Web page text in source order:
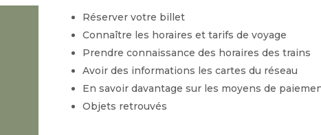
Réserver votre billet
Connaître les horaires et tarifs de voyage
Prendre connaissance des horaires des trains
Avoir des informations les cartes du réseau
En savoir davantage sur les moyens de
Objets retrouvés